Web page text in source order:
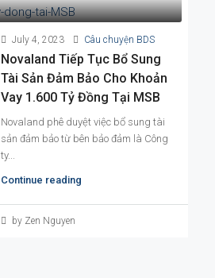
July 4, 2023 Câu chuyện BDS
Novaland Tiếp Tục Bổ Sung
Tài Sản Đảm Bảo Cho Khoản
Vay 1.600 Tỷ Đồng Tại MSB
Novaland phê duyệt việc bổ sung tài
sản đảm bảo từ bên bảo đảm là Công
ty...
Continue reading
by Zen Nguyen